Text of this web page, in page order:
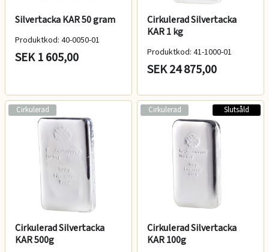
Silvertacka KAR 50 gram
Produktkod: 40-0050-01
SEK 1 605,00
Cirkulerad Silvertacka
KAR 1 kg
Produktkod: 41-1000-01
SEK 24 875,00
Cirkulerad
Cirkulerad Silvertacka
KAR 500g
Cirkulerad Slutsåld
Cirkulerad Silvertacka
KAR 100g